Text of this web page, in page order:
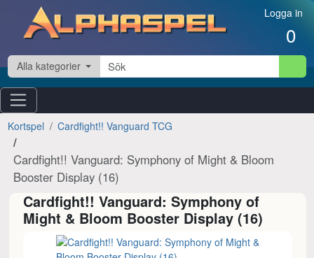
Hoppa till innehåll Logga in
0
Alla kategorier
Kortspel Cardfight!! Vanguard TCG
Cardfight!! Vanguard: Symphony of Might & Bloom
Booster Display (16)
Cardfight!! Vanguard: Symphony of
Might & Bloom Booster Display (16)